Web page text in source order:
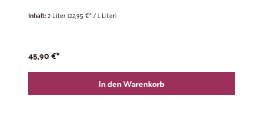
Inhalt:2 Liter(22,95 €* / 1 Liter)
45,90 €*
In den Warenkorb